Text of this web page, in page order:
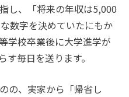
し、「将来の年収は5,000
数字を決めていたにもか
学校卒業後に大学進学が
毎日を送ります。
の、実家から「帰省し